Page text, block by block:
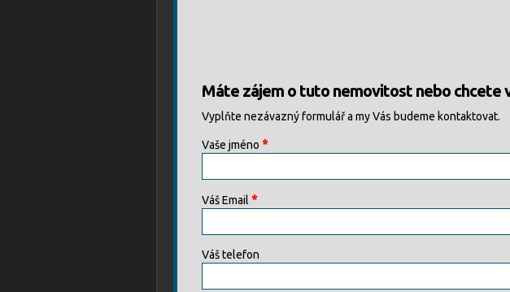
Máte zájem o tuto nemovitost nebo chcete
Vyplňte nezávazný formulář a my Vás budeme kontaktovat.
Vaše jméno *
Váš Email *
Váš telefon